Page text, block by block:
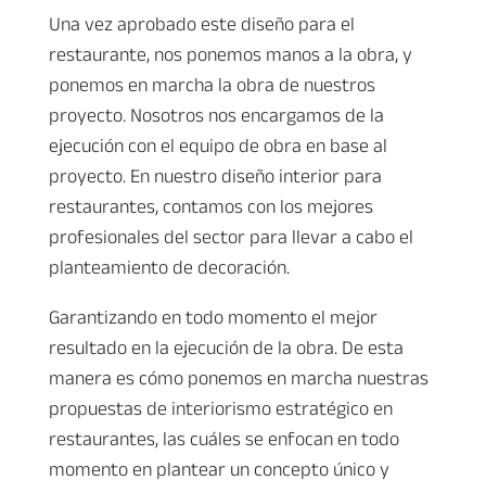
Una vez aprobado este diseño para el
restaurante, nos ponemos manos a la obra, y
ponemos en marcha la obra de nuestros
proyecto. Nosotros nos encargamos de la
ejecución con el equipo de obra en base al
proyecto. En nuestro diseño interior para
restaurantes, contamos con los mejores
profesionales del sector para llevar a cabo el
planteamiento de decoración.
Garantizando en todo momento el mejor
resultado en la ejecución de la obra. De esta
manera es cómo ponemos en marcha nuestras
propuestas de interiorismo estratégico en
restaurantes, las cuáles se enfocan en todo
momento en plantear un concepto único y